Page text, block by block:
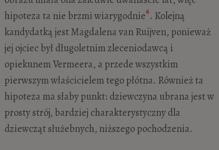
hipoteza ta nie brzmi wiarygodnie6. Kolejną
kandydatką jest Magdalena van Ruijven, ponieważ
jej ojciec był długoletnim zleceniodawcą i
opiekunem Vermeera, a przede wszystkim
pierwszym właścicielem tego płótna. Również ta
hipoteza ma słaby punkt: dziewczyna ubrana jest w
prosty strój, bardziej charakterystyczny dla
dziewcząt służebnych, niższego pochodzenia.